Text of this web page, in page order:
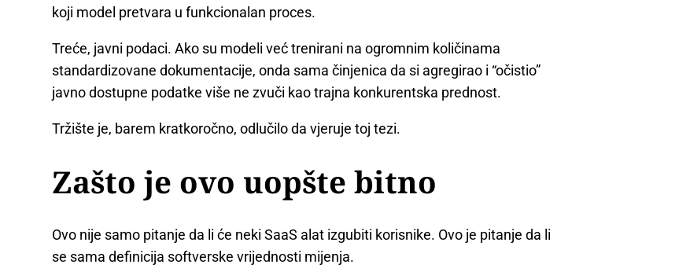
koji model pretvara u funkcionalan proces.
Treće, javni podaci. Ako su modeli već trenirani na ogromnim količinama
standardizovane dokumentacije, onda sama činjenica da si agregirao i “očistio”
javno dostupne podatke više ne zvuči kao trajna konkurentska prednost.
Tržište je, barem kratkoročno, odlučilo da vjeruje toj tezi.
Zašto je ovo uopšte bitno
Ovo nije samo pitanje da li će neki SaaS alat izgubiti korisnike. Ovo je pitanje da li
se sama definicija softverske vrijednosti mijenja.